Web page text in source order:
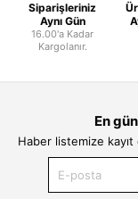
Siparişleriniz
Aynı Gün
16.00'a Kadar
Kargolanır.
En
Haber listemize